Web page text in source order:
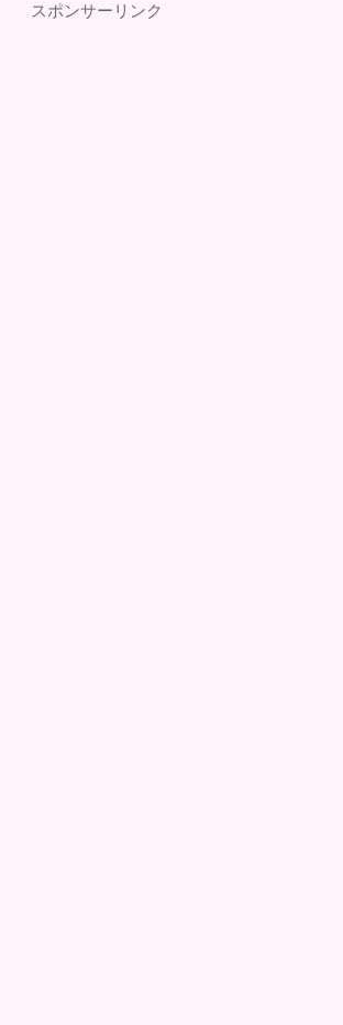
スポンサーリンク